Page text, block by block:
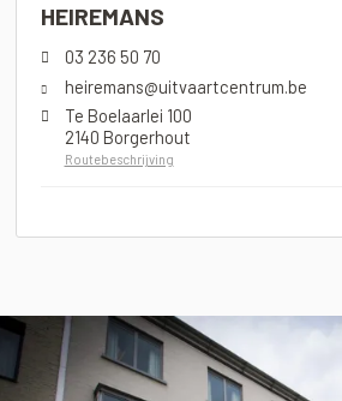
HEIREMANS
03 236 50 70
heiremans@uitvaartcentrum.be
Te Boelaarlei 100
2140 Borgerhout
Routebeschrijving